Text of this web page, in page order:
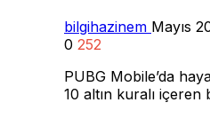
bilgihazinem Mayıs
0 252
PUBG Mobile’da
10 altın kuralı içeren